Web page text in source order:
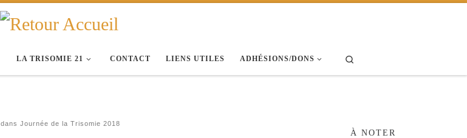
LA TRISOMIE 21 CONTACT LIENS UTILES ADHÉSIONS/DONS
dans Journée de la Trisomie 2018
À NOTER